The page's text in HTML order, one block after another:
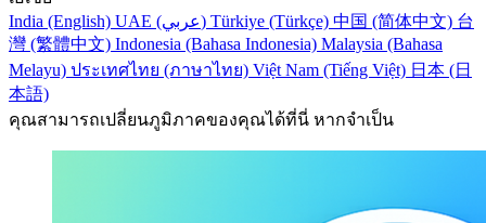
India (English)
UAE (عربي) Türkiye (Türkçe) 中国 (简体中文) 台
灣 (繁體中文) Indonesia (Bahasa Indonesia) Malaysia (Bahasa
Melayu) ประเทศไทย (ภาษาไทย) Việt Nam (Tiếng Việt) 日本 (日
本語)
คุณสามารถเปลี่ยนภูมิภาคของคุณได้ที่นี่ หากจำเป็น